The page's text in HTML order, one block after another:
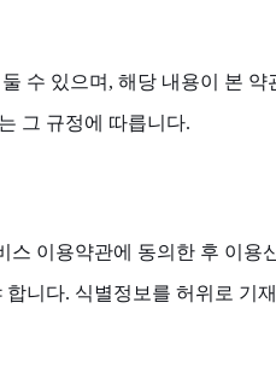
수 있으며, 해당 내용이 본
그 규정에 따릅니다.
이용약관에 동의한 후 이
니다. 식별정보를 허위로